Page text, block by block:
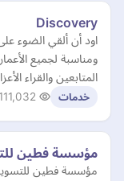
Discovery
اود أن ألقي الضوء
ومناسبة لجميع
المتابعين والقراء
خدمات
مؤسسة فطين
مؤسسة فطين للتسويق